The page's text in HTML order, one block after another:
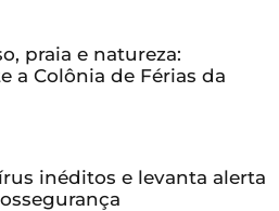
praia e natureza:
a Colônia de Férias da
inéditos e levanta alerta